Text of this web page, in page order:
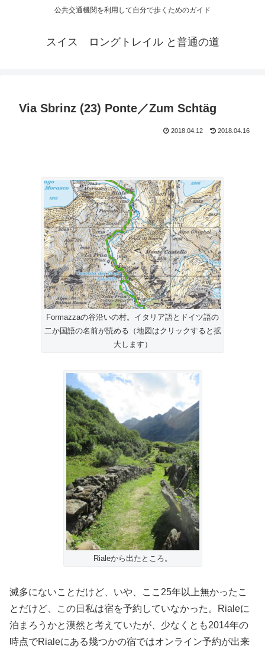
公共交通機関を利用して自分で歩くためのガイド
スイス ロングトレイル と普通の道
Via Sbrinz (23) Ponte／Zum Schtäg
2018.04.12 2018.04.16
Formazzaの谷沿いの村。イタリア語とドイツ語の
二か国語の名前が読める（地図はクリックすると拡
大します）
Rialeから出たところ。
滅多にないことだけど、いや、ここ25年以上無かったこ
とだけど、この日私は宿を予約していなかった。Rialeに
泊まろうかと漠然と考えていたが、少なくとも2014年の
時点でRialeにある幾つかの宿ではオンライン予約が出来